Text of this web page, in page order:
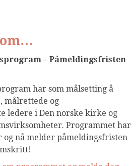
…
– Påmeldingsfristen
har som målsetting å
målrettede og
ledere i Den norske kirke og
Programmet har
og nå melder påmeldingsfristen